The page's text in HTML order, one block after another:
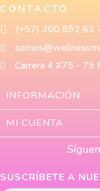
CONTACTO
(+57) 300 892 63
Carrera 4 #75 - 79
INFORMACIÓN
MI CUENTA
SUSCRÍBETE A